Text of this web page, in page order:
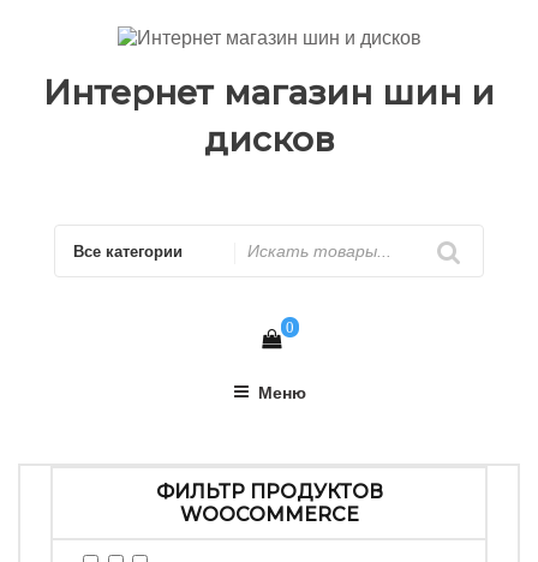
содержимому
Интернет магазин шин и
дисков
Искать
0
Меню
ФИЛЬТР ПРОДУКТОВ
WOOCOMMERCE